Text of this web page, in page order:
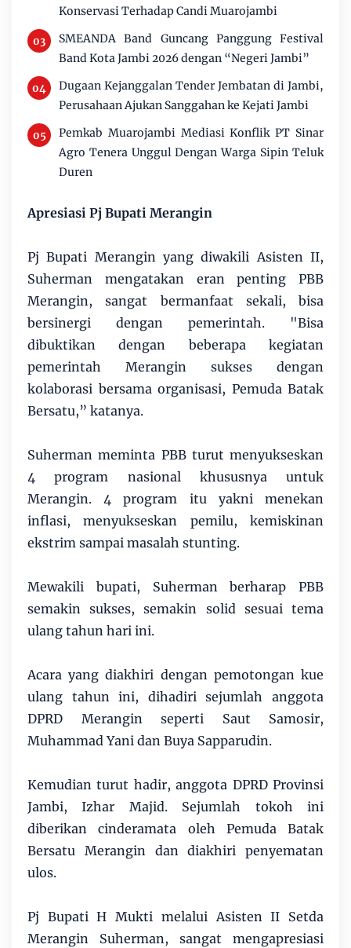
Konservasi Terhadap Candi Muarojambi
SMEANDA Band Guncang Panggung Festival
Band Kota Jambi 2026 dengan “Negeri Jambi”
Dugaan Kejanggalan Tender Jembatan di Jambi,
Perusahaan Ajukan Sanggahan ke Kejati Jambi
Pemkab Muarojambi Mediasi Konflik PT Sinar
Agro Tenera Unggul Dengan Warga Sipin Teluk
Duren
Apresiasi Pj Bupati Merangin
Pj Bupati Merangin yang diwakili Asisten II,
Suherman mengatakan eran penting PBB
Merangin, sangat bermanfaat sekali, bisa
bersinergi dengan pemerintah. "Bisa
dibuktikan dengan beberapa kegiatan
pemerintah Merangin sukses dengan
kolaborasi bersama organisasi, Pemuda Batak
Bersatu,” katanya.
Suherman meminta PBB turut menyukseskan
4 program nasional khususnya untuk
Merangin. 4 program itu yakni menekan
inflasi, menyukseskan pemilu, kemiskinan
ekstrim sampai masalah stunting.
Mewakili bupati, Suherman berharap PBB
semakin sukses, semakin solid sesuai tema
ulang tahun hari ini.
Acara yang diakhiri dengan pemotongan kue
ulang tahun ini, dihadiri sejumlah anggota
DPRD Merangin seperti Saut Samosir,
Muhammad Yani dan Buya Sapparudin.
Kemudian turut hadir, anggota DPRD Provinsi
Jambi, Izhar Majid. Sejumlah tokoh ini
diberikan cinderamata oleh Pemuda Batak
Bersatu Merangin dan diakhiri penyematan
ulos.
Pj Bupati H Mukti melalui Asisten II Setda
Merangin Suherman, sangat mengapresiasi